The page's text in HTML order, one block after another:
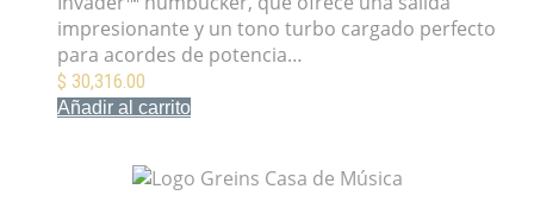
impresionante y un tono turbo cargado perfecto
para acordes de potencia…
$ 30,316.00
Añadir al carrito